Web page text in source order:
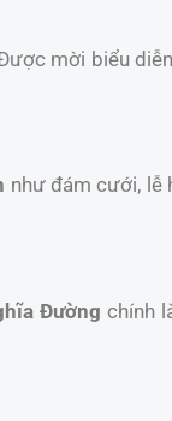
mời biểu
như đám cưới, lễ
Đường chính